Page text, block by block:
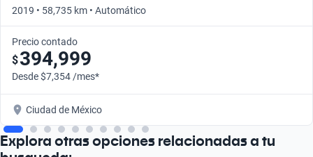
2019 • 58,735 km • Automático
Precio contado
$394,999
Desde $7,354 /mes*
Ciudad de México
Explora otras opciones relacionadas a tu